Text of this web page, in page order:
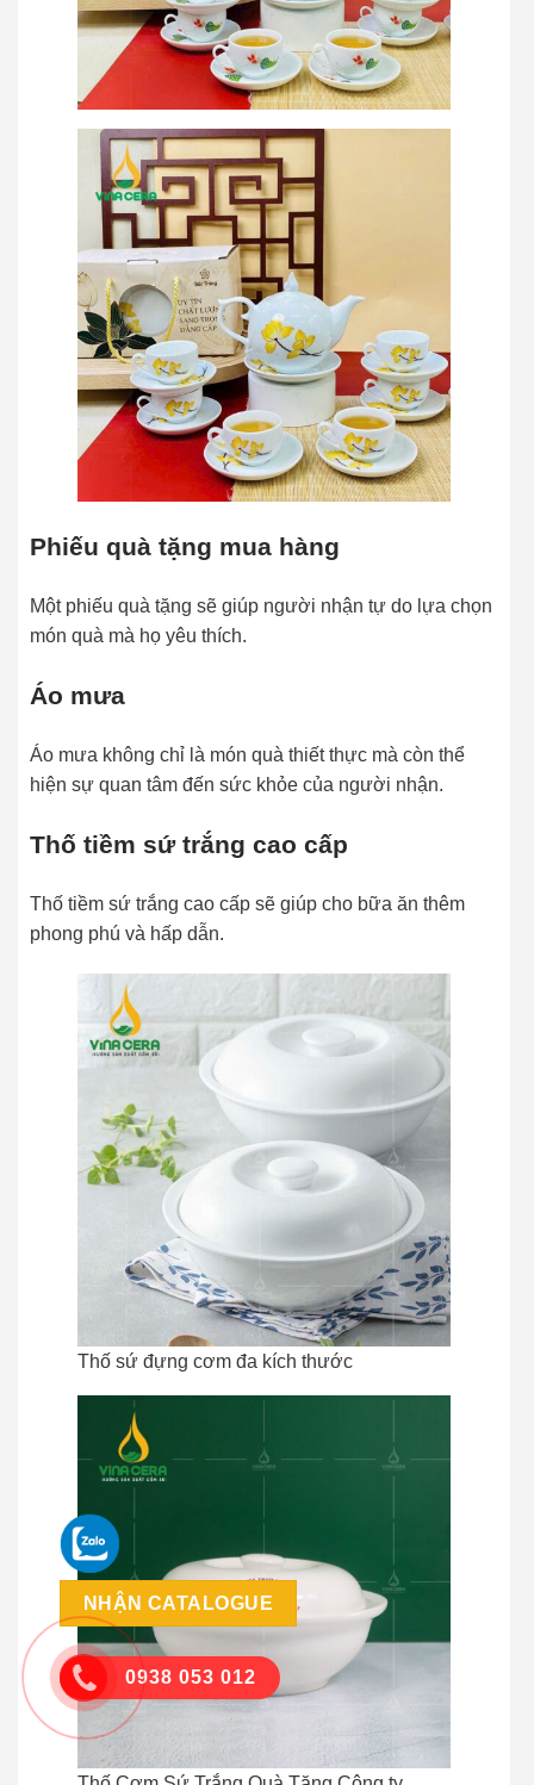
Phiếu quà tặng mua hàng
Một phiếu quà tặng sẽ giúp người nhận tự do lựa chọn
món quà mà họ yêu thích.
Áo mưa
Áo mưa không chỉ là món quà thiết thực mà còn thể
hiện sự quan tâm đến sức khỏe của người nhận.
Thố tiềm sứ trắng cao cấp
Thố tiềm sứ trắng cao cấp sẽ giúp cho bữa ăn thêm
phong phú và hấp dẫn.
Thố sứ đựng cơm đa kích thước
0938 053 012
NHẬN CATALOGUE